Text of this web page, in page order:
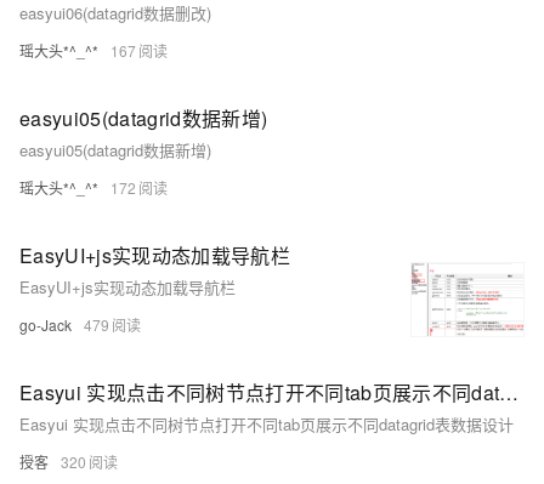
easyui06(datagrid数据删改)
瑶大头*^_^* 167
easyui05(datagrid数据新增)
easyui05(datagrid数据新增)
瑶大头*^_^* 172
EasyUI+js实现动态加载导航栏
EasyUI+js实现动态加载导航栏
go-Jack 479
Easyui 实现点击不同树节点打开不同tab页展示不同datagrid表数据设计
Easyui 实现点击不同树节点打开不同tab页展示不同datagrid表数据设计
授客 320